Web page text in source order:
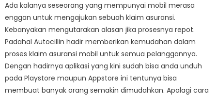
Ada kalanya seseorang yang mempunyai mobil merasa
enggan untuk mengajukan sebuah klaim asuransi.
Kebanyakan mengutarakan alasan jika prosesnya repot.
Padahal Autocillin hadir memberikan kemudahan dalam
proses klaim asuransi mobil untuk semua pelanggannya.
Dengan hadirnya aplikasi yang kini sudah bisa anda unduh
pada Playstore maupun Appstore ini tentunya bisa
membuat banyak orang semakin dimudahkan. Apalagi cara